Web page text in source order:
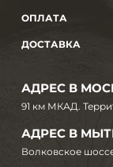
ОПЛАТА
ДОСТАВКА
АДРЕС В
91 км МКАД.
АДРЕС В
Волковское